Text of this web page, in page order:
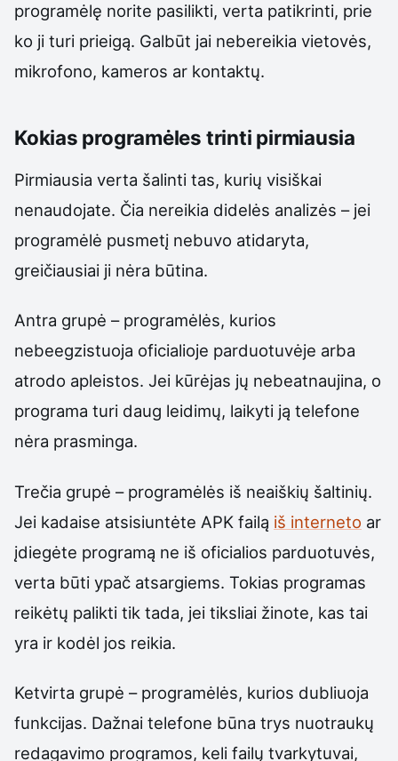
programėlę norite pasilikti, verta patikrinti, prie
ko ji turi prieigą. Galbūt jai nebereikia vietovės,
mikrofono, kameros ar kontaktų.
Kokias programėles trinti pirmiausia
Pirmiausia verta šalinti tas, kurių visiškai
nenaudojate. Čia nereikia didelės analizės – jei
programėlė pusmetį nebuvo atidaryta,
greičiausiai ji nėra būtina.
Antra grupė – programėlės, kurios
nebeegzistuoja oficialioje parduotuvėje arba
atrodo apleistos. Jei kūrėjas jų nebeatnaujina, o
programa turi daug leidimų, laikyti ją telefone
nėra prasminga.
Trečia grupė – programėlės iš neaiškių šaltinių.
Jei kadaise atsisiuntėte APK failą iš interneto ar
įdiegėte programą ne iš oficialios parduotuvės,
verta būti ypač atsargiems. Tokias programas
reikėtų palikti tik tada, jei tiksliai žinote, kas tai
yra ir kodėl jos reikia.
Ketvirta grupė – programėlės, kurios dubliuoja
funkcijas. Dažnai telefone būna trys nuotraukų
redagavimo programos, keli failų tvarkytuvai,